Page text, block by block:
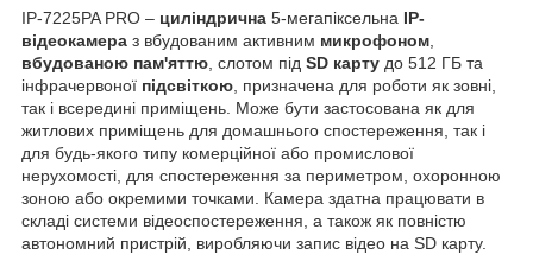
IP-7225PA PRO – циліндрична 5-мегапіксельна IP-
відеокамера з вбудованим активним микрофоном,
вбудованою пам'яттю, слотом під SD карту до 512 ГБ та
інфрачервоної підсвіткою, призначена для роботи як зовні,
так і всередині приміщень. Може бути застосована як для
житлових приміщень для домашнього спостереження, так і
для будь-якого типу комерційної або промислової
нерухомості, для спостереження за периметром, охоронною
зоною або окремими точками. Камера здатна працювати в
складі системи відеоспостереження, а також як повністю
автономний пристрій, виробляючи запис відео на SD карту.